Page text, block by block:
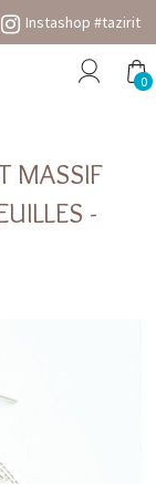
Instashop #tazirit
0
MASSIF
-